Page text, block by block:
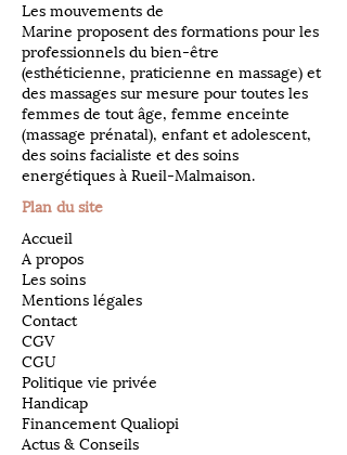
Les mouvements de
Marine proposent des formations pour les
professionnels du bien-être
(esthéticienne, praticienne en massage) et
des massages sur mesure pour toutes les
femmes de tout âge, femme enceinte
(massage prénatal), enfant et adolescent,
des soins facialiste et des soins
energétiques à Rueil-Malmaison.
Plan du site
Accueil
A propos
Les soins
Mentions légales
Contact
CGV
CGU
Politique vie privée
Handicap
Financement Qualiopi
Actus & Conseils